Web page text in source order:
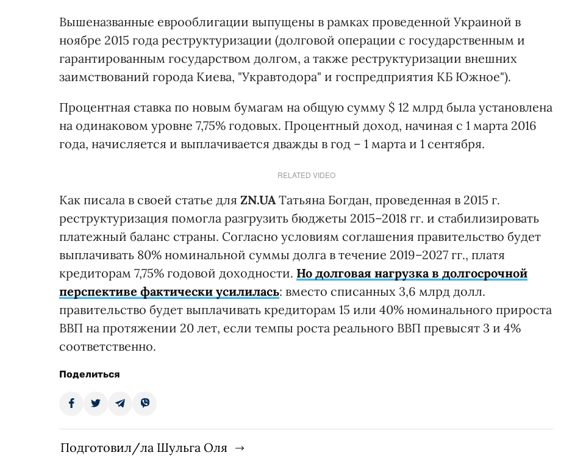
Вышеназванные еврооблигации выпущены в рамках проведенной Украиной в
ноябре 2015 года реструктуризации (долговой операции с государственным и
гарантированным государством долгом, а также реструктуризации внешних
заимствований города Киева, "Укравтодора" и госпредприятия КБ Южное").
Процентная ставка по новым бумагам на общую сумму $ 12 млрд была установлена
на одинаковом уровне 7,75% годовых. Процентный доход, начиная с 1 марта 2016
года, начисляется и выплачивается дважды в год – 1 марта и 1 сентября.
RELATED VIDEO
Как писала в своей статье для ZN.UAТатьяна Богдан, проведенная в 2015 г.
реструктуризация помогла разгрузить бюджеты 2015–2018 гг. и стабилизировать
платежный баланс страны. Согласно условиям соглашения правительство будет
выплачивать 80% номинальной суммы долга в течение 2019–2027 гг., платя
кредиторам 7,75% годовой доходности. Но долговая нагрузка в долгосрочной
перспективе фактически усилилась: вместо списанных 3,6 млрд долл.
правительство будет выплачивать кредиторам 15 или 40% номинального прироста
ВВП на протяжении 20 лет, если темпы роста реального ВВП превысят 3 и 4%
соответственно.
Поделиться
Подготовил/ла Шульга Оля